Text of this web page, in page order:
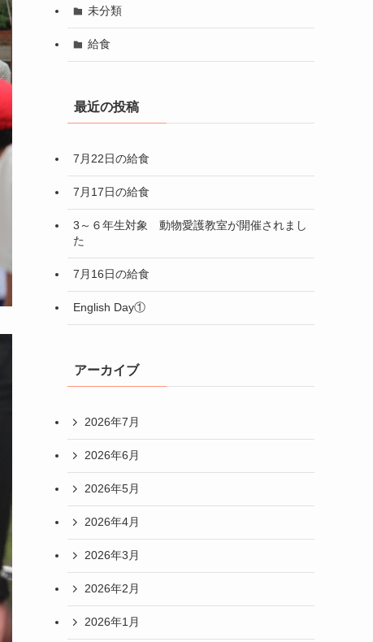
未分類
給食
最近の投稿
7月22日の給食
7月17日の給食
3～６年生対象 動物愛護教室が開催されまし
た
7月16日の給食
English Day①
アーカイブ
2026年7月
2026年6月
2026年5月
2026年4月
2026年3月
2026年2月
2026年1月